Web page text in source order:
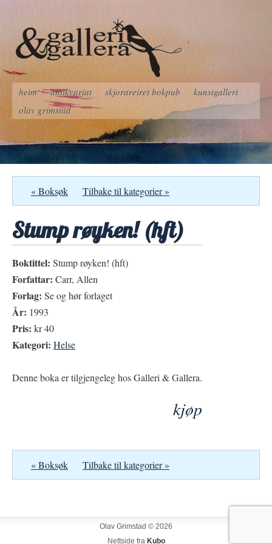
heim antikvariat skjorareiret bokpub
kunstgalleri
olav grimstad
« Boksøk Tilbake til kategorier »
Stump røyken! (hft)
Boktittel: Stump røyken! (hft)
Forfattar: Carr, Allen
Forlag: Se og hør forlaget
År: 1993
Pris: kr 40
Kategori: Helse
Denne boka er tilgjengeleg hos Galleri & Gallera.
kjøp
« Boksøk Tilbake til kategorier »
Olav Grimstad © 2026
Nettside fra Kubo